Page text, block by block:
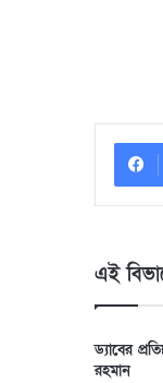
এই
ড্যাবের
রহমান